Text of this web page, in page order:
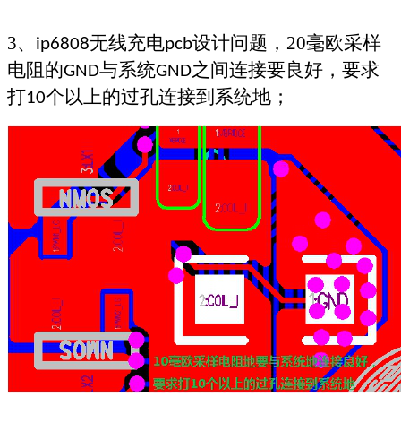
3、 ip6808无线充电pcb设计问题， 20毫欧采样
电阻的GND与系统GND之间连接要良好，要求
打10个以上的过孔连接到系统地；